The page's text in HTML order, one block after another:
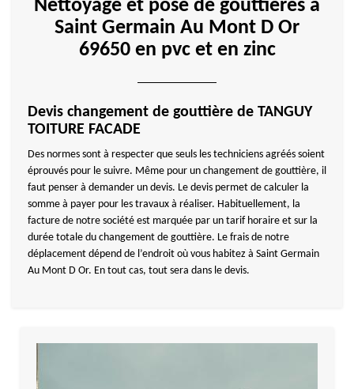
Nettoyage et pose de gouttières à
Saint Germain Au Mont D Or
69650 en pvc et en zinc
Devis changement de gouttière de TANGUY
TOITURE FACADE
Des normes sont à respecter que seuls les techniciens agréés soient
éprouvés pour le suivre. Même pour un changement de gouttière, il
faut penser à demander un devis. Le devis permet de calculer la
somme à payer pour les travaux à réaliser. Habituellement, la
facture de notre société est marquée par un tarif horaire et sur la
durée totale du changement de gouttière. Le frais de notre
déplacement dépend de l’endroit où vous habitez à Saint Germain
Au Mont D Or. En tout cas, tout sera dans le devis.